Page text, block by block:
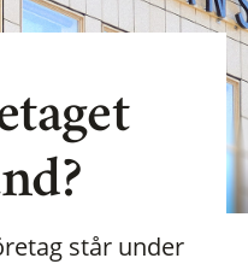
står under